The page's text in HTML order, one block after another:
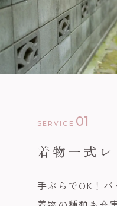
SERVICE 01
着物一式
手ぶらでOK！バ